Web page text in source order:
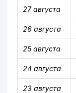
27 августа
26 августа
25 августа
24 августа
23 августа